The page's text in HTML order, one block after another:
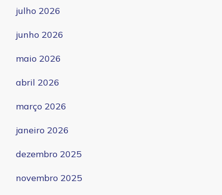
julho 2026
junho 2026
maio 2026
abril 2026
março 2026
janeiro 2026
dezembro 2025
novembro 2025